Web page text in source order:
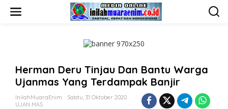
Herman Deru Tinjau Dan Bantu Warga
Ujanmas Yang Terdampak Banjir
InilahMuaraEnim
Sabtu, 31 Oktober 2020
UJAN MAS